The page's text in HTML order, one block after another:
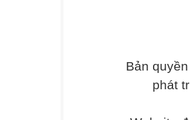
Bản
phát